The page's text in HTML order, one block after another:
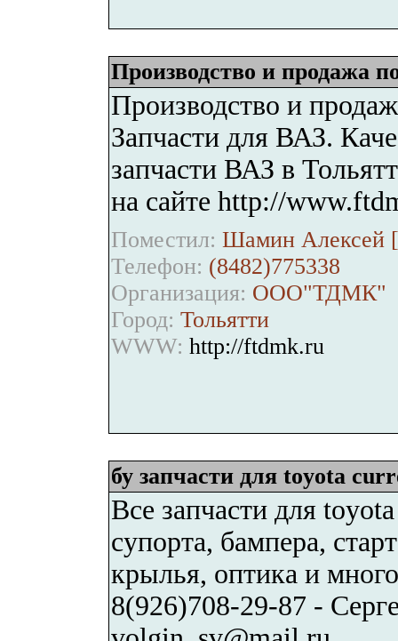
Производство и продажа
Производство и
Запчасти для ВАЗ.
запчасти ВАЗ в
на сайте http://
Поместил: Шамин Алексей [
Телефон: (8482)775338
Организация: ООО"ТДМК"
Город: Тольятти
WWW: http://ftdmk.ru
бу запчасти для toyota
Все запчасти для
супорта, бампера,
крылья, оптика и
8(926)708-29-87 -